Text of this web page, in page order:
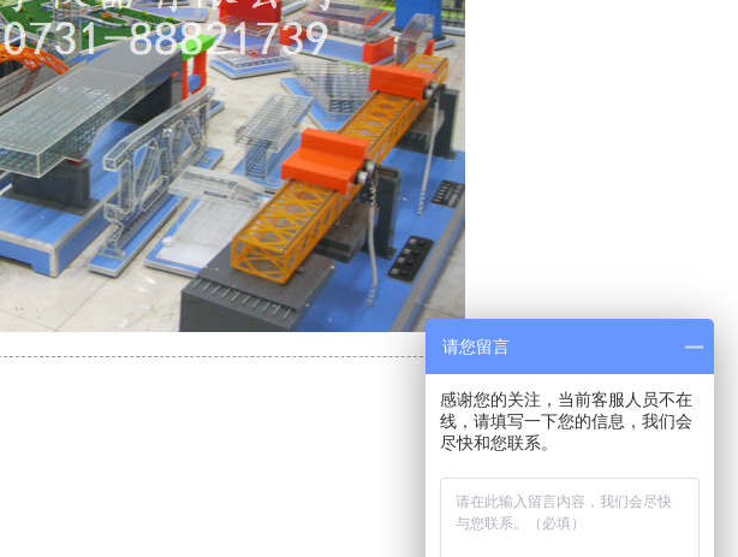
请您留言
感谢您的关注，当前客服人员不在
线，请填写一下您的信息，我们会
尽快和您联系。